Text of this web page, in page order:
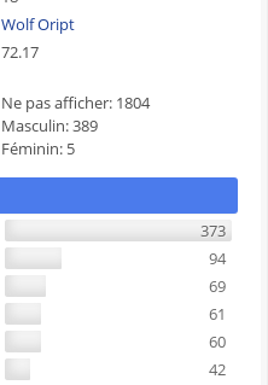
Wolf Oript
72.17
Ne pas afficher: 1804
Masculin: 389
Féminin: 5
373
94
69
61
60
42